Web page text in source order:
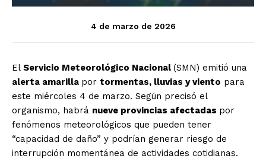
4 de marzo de 2026
El Servicio Meteorológico Nacional (SMN) emitió una
alerta amarilla por tormentas, lluvias y viento para
este miércoles 4 de marzo. Según precisó el
organismo, habrá nueve provincias afectadas por
fenómenos meteorológicos que pueden tener
“capacidad de daño” y podrían generar riesgo de
interrupción momentánea de actividades cotidianas.